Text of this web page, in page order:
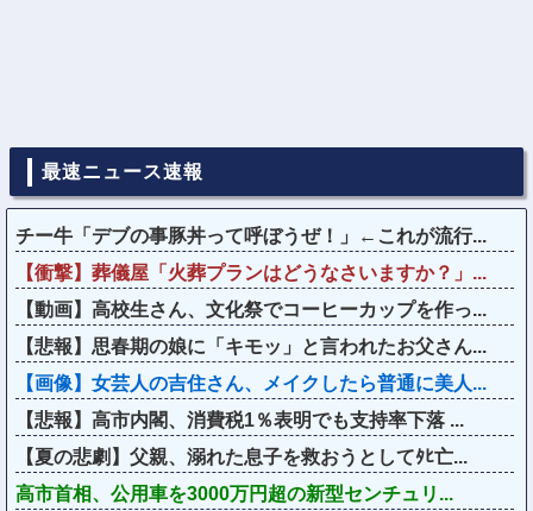
最速ニュース速報
チー牛「デブの事豚丼って呼ぼうぜ！」←これが流行...
【衝撃】葬儀屋「火葬プランはどうなさいますか？」...
【動画】高校生さん、文化祭でコーヒーカップを作っ...
【悲報】思春期の娘に「キモッ」と言われたお父さん...
【画像】女芸人の吉住さん、メイクしたら普通に美人...
【悲報】高市内閣、消費税1％表明でも支持率下落 ...
【夏の悲劇】父親、溺れた息子を救おうとしてﾀﾋ亡...
高市首相、公用車を3000万円超の新型センチュリ...